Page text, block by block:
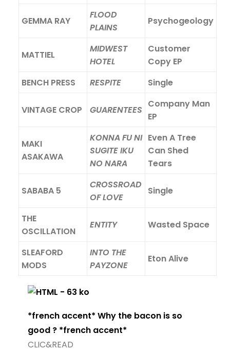
GEMMA RAY
FLOOD
PLAINS
Psychogeology
MATTIEL
MIDWEST
HOTEL
Customer
Copy EP
BENCH PRESS
RESPITE Single
VINTAGE CROP GUARENTEES
Company Man
EP
MAKI
ASAKAWA
KONNA FU NI
SUGITE IKU
NO NARA
Even A Tree
Can Shed
Tears
SABABA 5
CROSSROAD
OF LOVE
Single
THE
OSCILLATION
ENTITY Wasted Space
SLEAFORD
MODS
INTO THE
PAYZONE
Eton Alive
*french accent* Why the bacon is so
good ? *french accent*
CLIC&READ